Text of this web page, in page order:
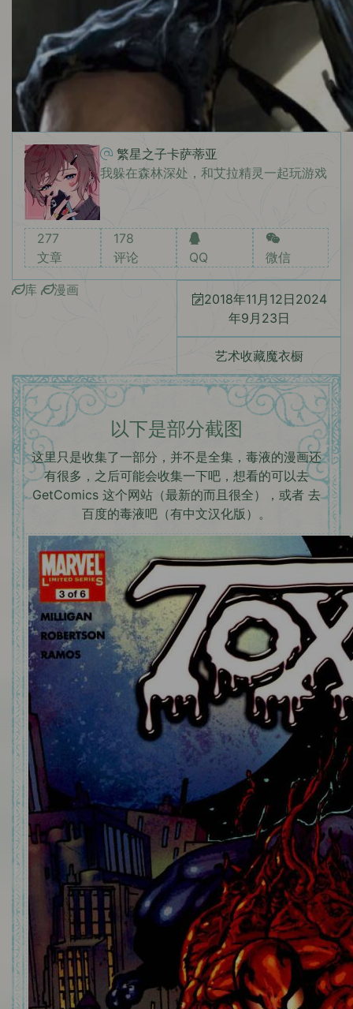
繁星之子卡萨蒂亚
我躲在森林深处，和艾拉精灵一起玩游戏
277
文章
178
评论
QQ 微信
库 漫画
2018年11月12日 2024
年9月23日
艺术收藏魔衣橱
以下是部分截图
这里只是收集了一部分，并不是全集，毒液的漫画还
有很多，之后可能会收集一下吧，想看的可以去
GetComics 这个网站（最新的而且很全），或者 去
百度的毒液吧（有中文汉化版）。